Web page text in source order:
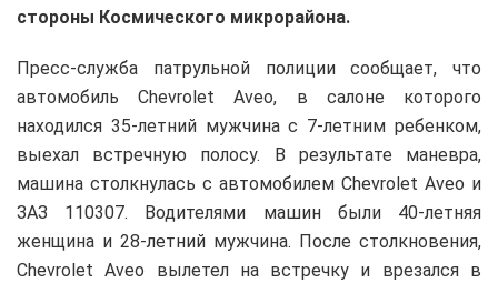
стороны Космического микрорайона.
Пресс-служба патрульной полиции сообщает, что
автомобиль Chevrolet Aveo, в салоне которого
находился 35-летний мужчина с 7-летним ребенком,
выехал встречную полосу. В результате маневра,
машина столкнулась с автомобилем Chevrolet Aveo и
ЗАЗ 110307. Водителями машин были 40-летняя
женщина и 28-летний мужчина. После столкновения,
Chevrolet Aveo вылетел на встречку и врезался в